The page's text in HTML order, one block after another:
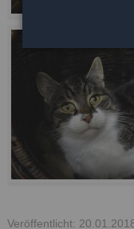
Veröffentlicht: